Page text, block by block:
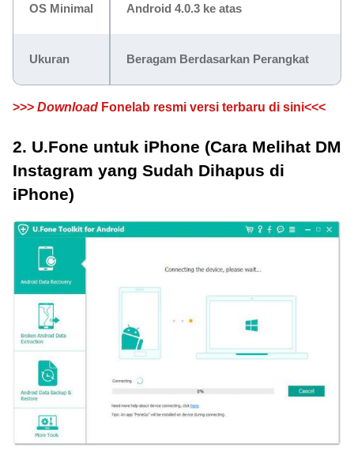
OS Minimal Android 4.0.3 ke atas
Ukuran Beragam Berdasarkan Perangkat
>>> Download Fonelab resmi versi terbaru di sini<<<
2. U.Fone untuk iPhone (Cara Melihat DM
Instagram yang Sudah Dihapus di
iPhone)